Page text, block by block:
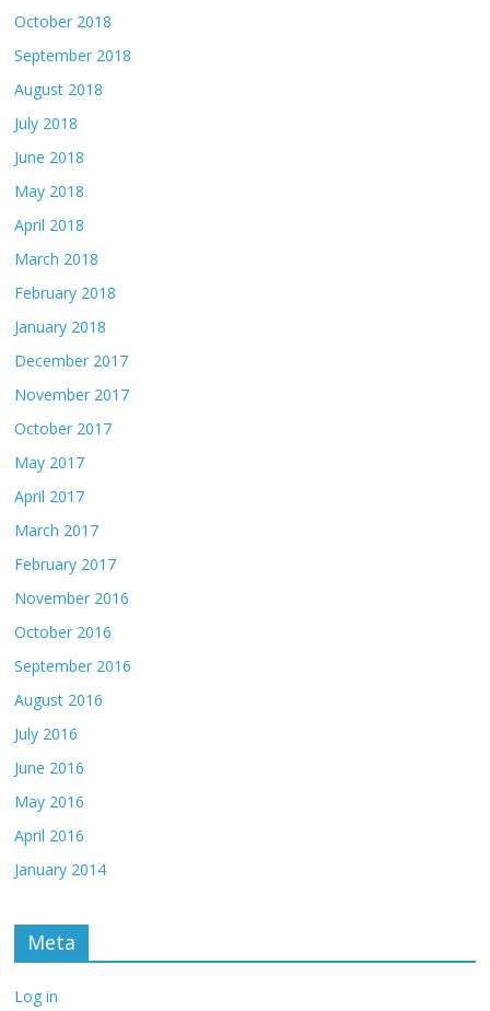
October 2018
September 2018
August 2018
July 2018
June 2018
May 2018
April 2018
March 2018
February 2018
January 2018
December 2017
November 2017
October 2017
May 2017
April 2017
March 2017
February 2017
November 2016
October 2016
September 2016
August 2016
July 2016
June 2016
May 2016
April 2016
January 2014
Meta
Log in